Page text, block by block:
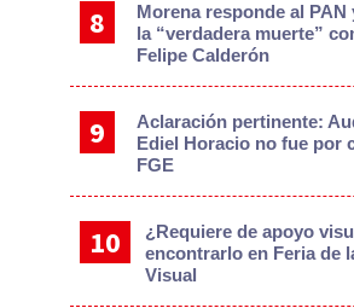
Morena responde al PAN
la “verdadera muerte”
Felipe Calderón
Aclaración pertinente:
Ediel Horacio no fue por
FGE
¿Requiere de apoyo
encontrarlo en Feria de
Visual